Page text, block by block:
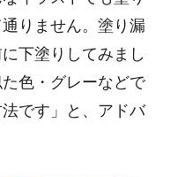
りません。塗り漏
下塗りしてみまし
色・グレーなどで
です」と、アドバ